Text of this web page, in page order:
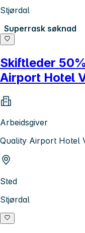
Stjørdal
Superrask søknad
Skiftleder
Airport Hotel
Arbeidsgiver
Quality Airport Hotel
Sted
Stjørdal